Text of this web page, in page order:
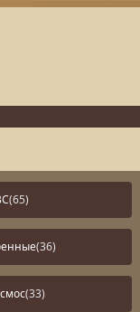
(65)
(36)
(33)